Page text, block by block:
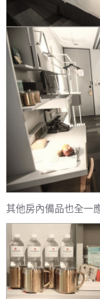
其他房內備品也全一